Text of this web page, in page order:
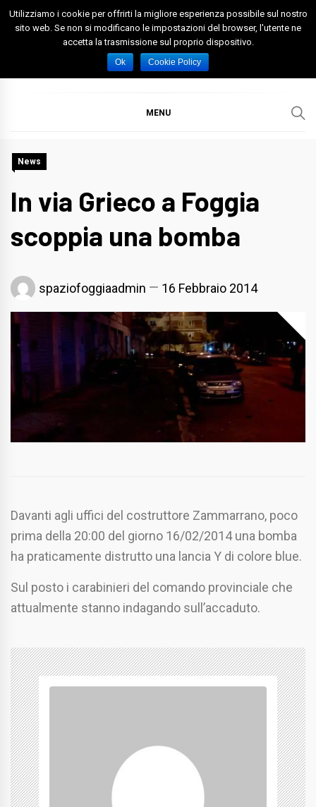
Skip
Spazio Foggia
Foggia News Calcio Eventi e Attività nella Capitanata
MENU
News
In via Grieco a Foggia
scoppia una bomba
spaziofoggiaadmin 16 Febbraio 2014
Davanti agli uffici del costruttore Zammarrano, poco
prima della 20:00 del giorno 16/02/2014 una bomba
ha praticamente distrutto una lancia Y di colore blue.
Sul posto i carabinieri del comando provinciale che
attualmente stanno indagando sull’accaduto.
Utilizziamo i cookie per offrirti la migliore esperienza possibile sul nostro
sito web. Se non si modificano le impostazioni del browser, l'utente ne
accetta la trasmissione sul proprio dispositivo.
Ok Cookie Policy